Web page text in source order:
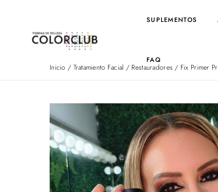
SUPLEMENTOS
FAQ
Inicio / Tratamiento Facial / Restauradores / Fix Primer